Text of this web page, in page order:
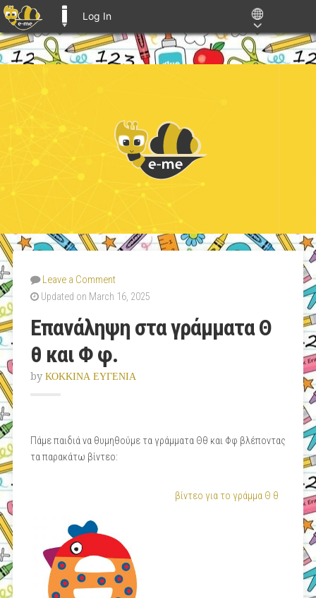
Log In
Leave a Comment
Updated on March 16, 2025
Επανάληψη στα γράμματα Θ
θ και Φ φ.
by ΚΟΚΚΙΝΑ ΕΥΓΕΝΙΑ
Πάμε παιδιά να θυμηθούμε τα γράμματα Θθ και Φφ βλέποντας
τα παρακάτω βίντεο:
βίντεο για το γράμμα Θ θ